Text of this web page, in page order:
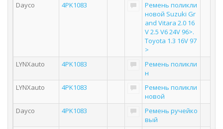
Dayco
4PK1083
Ремень поликли
новой Suzuki Gr
and Vitara 2.0 16
V 2.5 V6 24V 96>.
Toyota 1.3 16V 97
>
LYNXauto
4PK1083
Ремень поликли
н
LYNXauto
4PK1083
Ремень поликли
новой
Dayco
4PK1083
Ремень ручейко
вый